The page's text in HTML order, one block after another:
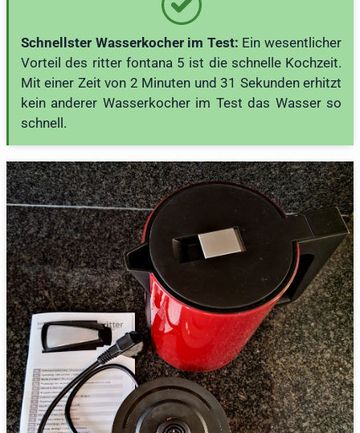
Schnellster Wasserkocher im Test: Ein wesentlicher
Vorteil des ritter fontana 5 ist die schnelle Kochzeit.
Mit einer Zeit von 2 Minuten und 31 Sekunden erhitzt
kein anderer Wasserkocher im Test das Wasser so
schnell.